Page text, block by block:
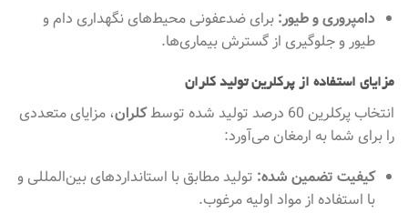
دامپروری و طیور: برای ضدعفونی محیط‌های نگهداری دام و
طیور و جلوگیری از گسترش بیماری‌ها.
مزایای استفاده از پرکلرین تولید کلران
انتخاب پرکلرین 60 درصد تولید شده توسط کلران، مزایای متعددی
را برای شما به ارمغان می‌آورد:
کیفیت تضمین شده: تولید مطابق با استانداردهای بین‌المللی و
با استفاده از مواد اولیه مرغوب.